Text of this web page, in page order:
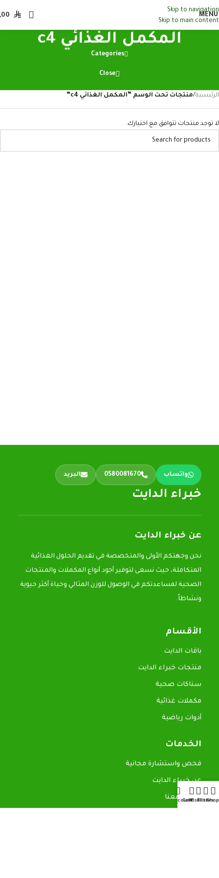
Skip to navigation
Skip to main content
MENU
المكمل الغذائي c4
Categories
Close
الرئيسية/منتجات تحت الوسم “المكمل الغذائي c4”
لا توجد منتجات تتوافق مع اختيارك.
واتساب 0580081670 البريد
خبراء الدايت
عن خبراء الدايت
نحن وجهتكم الأولى والمتخصصة في تقديم الحلول الغذائية
المتكاملة، حيث نسعى لتوفير أجود أنواع المكملات والمنتجات
الصحية لمساعدتكم في الوصول للوزن المثالي وحياة أكثر حيوية
ونشاطاً.
الأقسام
باقات الدايت
منتجات خبراء الدايت
سناكات صحية
مكملات غذائية
أدوات رياضية
الخدمات
فحص واستشارة مجانية
عن خبراء الدايت
تواصل معنا Shop
Filters
Wishlist
Cart
My account